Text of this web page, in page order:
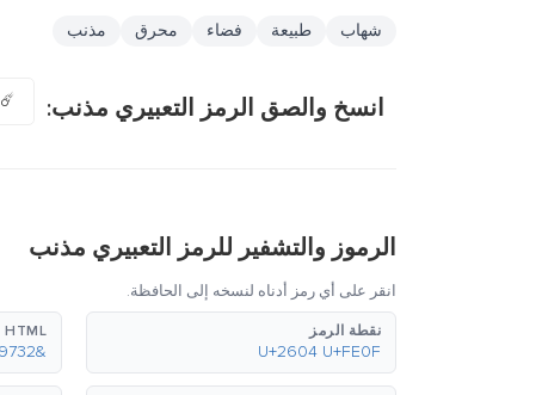
شهاب طبيعة فضاء محرق مذنب
انسخ والصق الرمز التعبيري مذنب: ☄️
الرموز والتشفير للرمز التعبيري مذنب
انقر على أي رمز أدناه لنسخه إلى الحافظة.
نقطة الرمز
U+2604 U+FE0F
HTML (عشري)
&#9732;&#65039;